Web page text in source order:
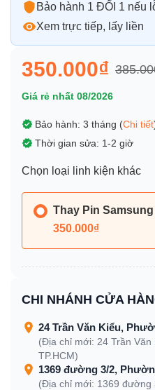
Bảo hành 1 ĐỔI 1 nếu
Xem trực tiếp, lấy liền
350.000₫
Giá rẻ nhất 08/2026
Bảo hành: 3 tháng (Chi tiết
Thời gian sửa: 1-2 giờ
Chọn loại linh kiện khác
Thay Pin Samsung
350.000₫
CHI NHÁNH CỬA
24 Trần Văn Kiểu,
(Địa chỉ mới: 24 Trần Văn
TP.HCM)
1369 đường 3/2,
(Địa chỉ mới: 1369 đường